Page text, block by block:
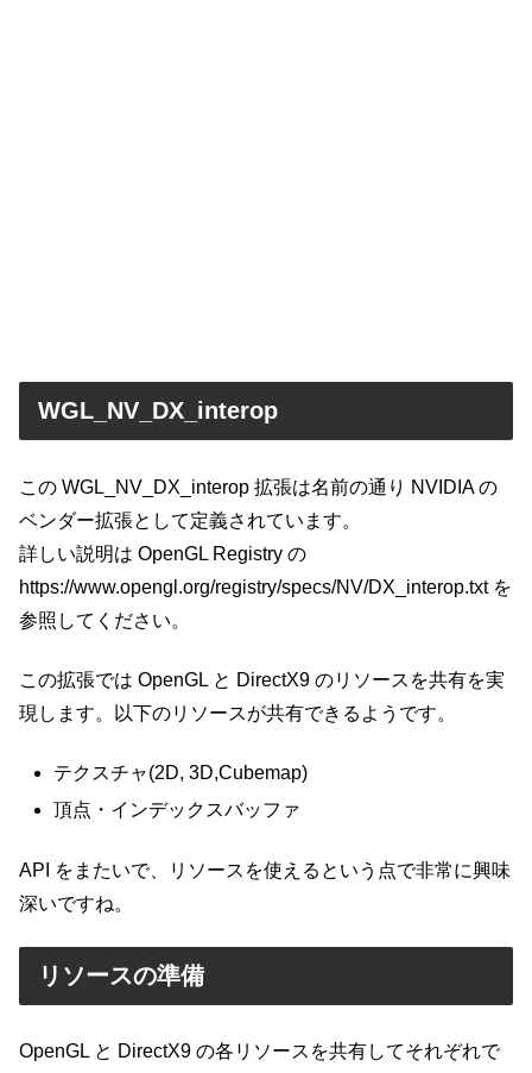
WGL_NV_DX_interop
この WGL_NV_DX_interop 拡張は名前の通り NVIDIA の
ベンダー拡張として定義されています。
詳しい説明は OpenGL Registry の
https://www.opengl.org/registry/specs/NV/DX_interop.txt を
参照してください。
この拡張では OpenGL と DirectX9 のリソースを共有を実
現します。以下のリソースが共有できるようです。
テクスチャ(2D, 3D,Cubemap)
頂点・インデックスバッファ
API をまたいで、リソースを使えるという点で非常に興味
深いですね。
リソースの準備
OpenGL と DirectX9 の各リソースを共有してそれぞれで